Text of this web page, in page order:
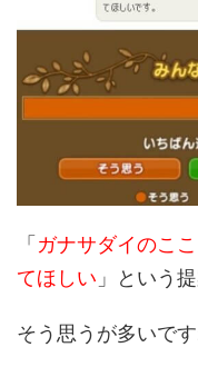
「 ガナサダイのこ
てほしい 」という
そう思うが多いです